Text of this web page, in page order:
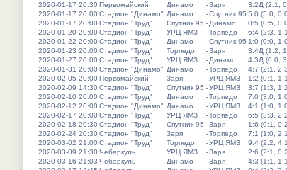
2020-01-17 20:30Первомайский Динамо -Заря
3:2Д (2:1,
2020-01-17 20:00Стадион "Динамо" Динамо -Спутник 95 5:0 (5:0,
2020-01-17 20:00Стадион "Труд" Спутник 95 - Динамо
0:5 (0:5,
2020-01-20 20:00Стадион "Труд" УРЦ ЯМЗ -Торпедо
6:4 (2:3,
2020-01-22 20:00Стадион "Труд" Динамо -Спутник 95 1:0 (0:0,
2020-01-23 20:00Стадион "Труд" Торпедо -Заря
3:4Д (1:2,
2020-01-27 20:00Стадион "Труд" УРЦ ЯМЗ - Динамо
4:3Д (0:0,
2020-01-31 20:00Стадион "Динамо" Динамо -Торпедо
4:7 (2:1,
2020-02-05 20:00Первомайский Заря -УРЦ ЯМЗ
1:2 (0:1,
2020-02-09 14:30Стадион "Труд" Спутник 95 -УРЦ ЯМЗ
3:7 (1:3,
2020-02-10 20:00Стадион "Труд" Динамо -Торпедо
7:0 (3:0,
2020-02-12 20:00Стадион "Динамо" Динамо -УРЦ ЯМЗ
4:1 (1:0,
2020-02-17 20:00Стадион "Труд" УРЦ ЯМЗ -Торпедо
6:5 (3:3,
2020-02-18 20:30Стадион "Труд" Спутник 95 -Заря
1:6 (0:1,
2020-02-24 20:30Стадион "Труд" Заря -Торпедо
7:1 (1:0,
2020-03-02 21:00Стадион "Труд" Торпедо -УРЦ ЯМЗ
9:4 (2:2,
2020-03-09 21:30Чебаркуль УРЦ ЯМЗ -Заря
2:6 (2:1,
2020-03-16 21:03 Чебаркуль Динамо -Заря
4:3 (1:1,